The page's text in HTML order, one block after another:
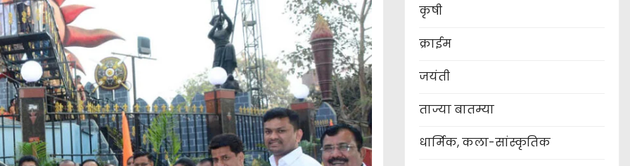
कृषी
क्राईम
जयंती
ताज्या बातम्या
धार्मिक, कला-सांस्कृतिक